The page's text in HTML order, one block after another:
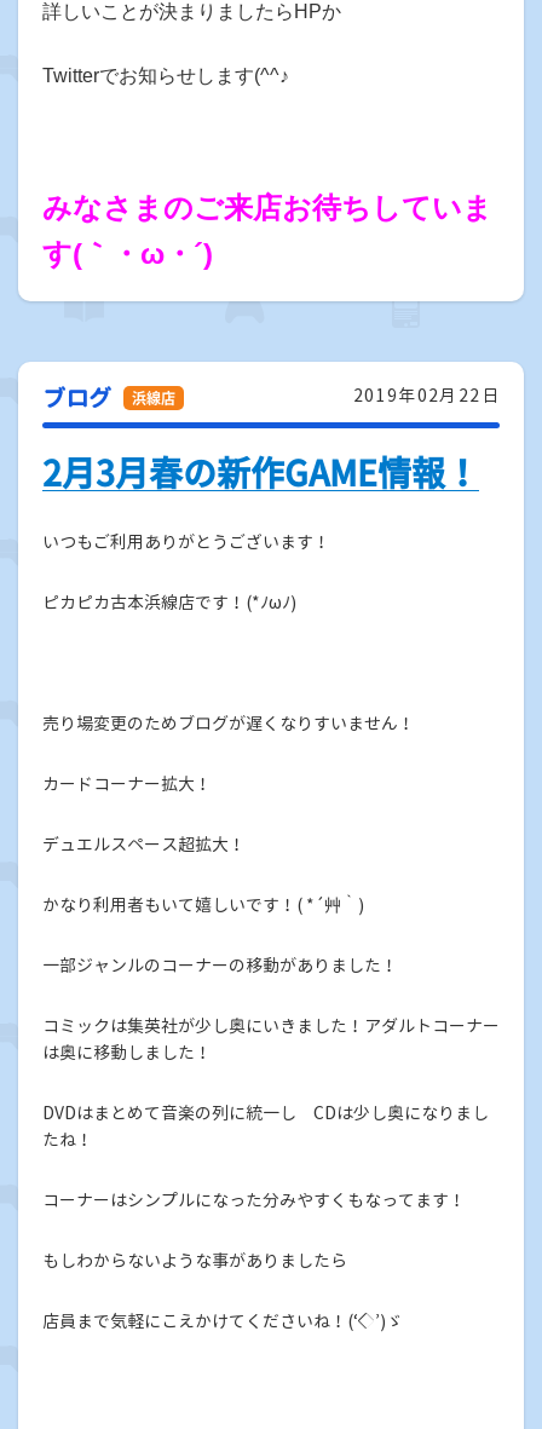
詳しいことが決まりましたらHPか
Twitterでお知らせします(^^♪
みなさまのご来店お待ちしていま
す(｀・ω・´)
2019年02月22日
ブログ
2月3月春の新作GAME情報！
いつもご利用ありがとうございます！
ピカピカ古本浜線店です！(*ﾉωﾉ)
売り場変更のためブログが遅くなりすいません！
カードコーナー拡大！
デュエルスペース超拡大！
かなり利用者もいて嬉しいです！( *´艸｀)
一部ジャンルのコーナーの移動がありました！
コミックは集英社が少し奥にいきました！アダルトコーナー
は奥に移動しました！
DVDはまとめて音楽の列に統一し CDは少し奥になりまし
たね！
コーナーはシンプルになった分みやすくもなってます！
もしわからないような事がありましたら
店員まで気軽にこえかけてくださいね！(‘◇’)ゞ